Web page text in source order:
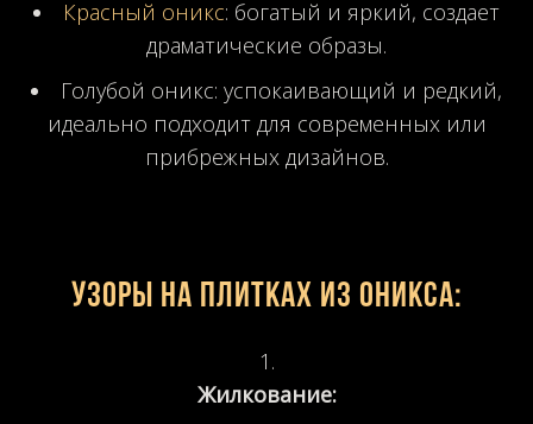
Красный оникс: богатый и яркий, создает
драматические образы.
Голубой оникс: успокаивающий и редкий,
идеально подходит для современных или
прибрежных дизайнов.
Узоры на плитках из оникса:
Жилкование: